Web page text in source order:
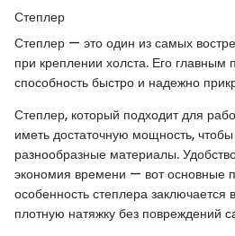
Степлер
Степлер — это один из самых
при креплении холста. Его
способность быстро и надежно
Степлер, который подходит для
иметь достаточную мощность,
разнообразные материалы.
экономия времени — вот основные
особенность степлера заключается
плотную натяжку без повреждений